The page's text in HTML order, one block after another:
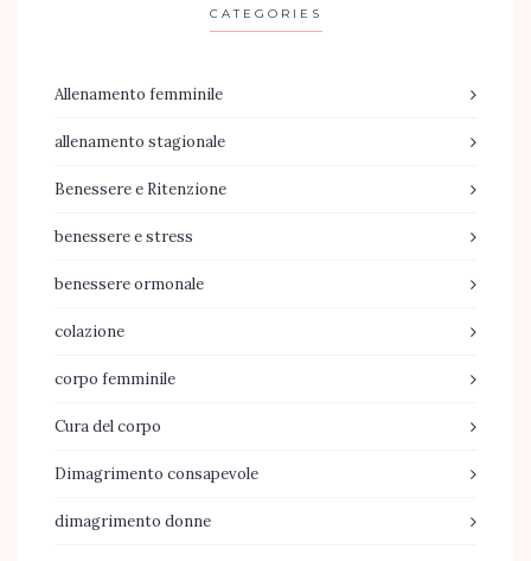
CATEGORIES
Allenamento femminile
allenamento stagionale
Benessere e Ritenzione
benessere e stress
benessere ormonale
colazione
corpo femminile
Cura del corpo
Dimagrimento consapevole
dimagrimento donne